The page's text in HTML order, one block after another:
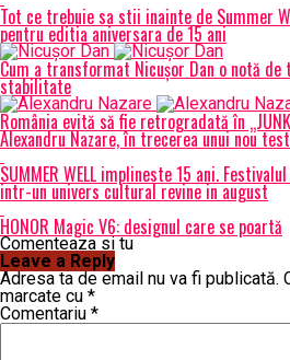
Tot ce trebuie sa stii inainte de Summer
pentru editia aniversara de 15 ani
Cum a transformat Nicușor Dan o notă
stabilitate
România evită să fie retrogradată în
Alexandru Nazare, în trecerea unui nou
SUMMER WELL implineste 15 ani.
intr-un univers cultural revine in august
HONOR Magic V6: designul care se poartă
Comenteaza si tu
Leave a Reply
Adresa ta de email nu va fi publicată.
marcate cu *
Comentariu *